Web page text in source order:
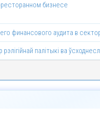
бизнесе
финансового аудита в
палітыкі ва